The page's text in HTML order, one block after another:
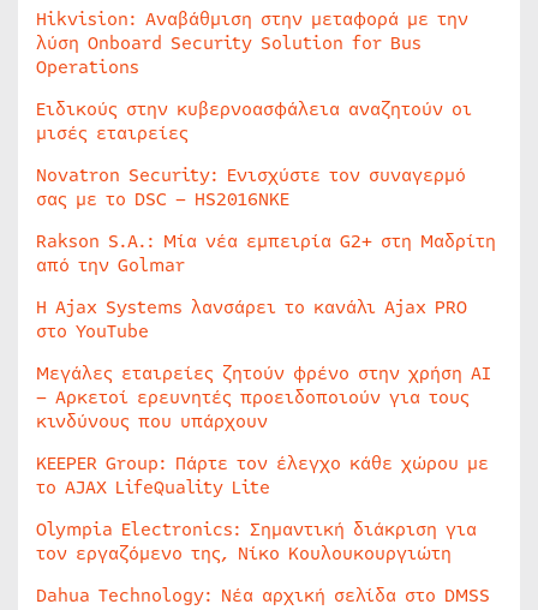
Hikvision: Αναβάθμιση στην μεταφορά με την
λύση Onboard Security Solution for Bus
Operations
Ειδικούς στην κυβερνοασφάλεια αναζητούν οι
μισές εταιρείες
Novatron Security: Ενισχύστε τον συναγερμό
σας με το DSC – HS2016NKE
Rakson S.A.: Μία νέα εμπειρία G2+ στη Μαδρίτη
από την Golmar
Η Ajax Systems λανσάρει το κανάλι Ajax PRO
στο YouTube
Μεγάλες εταιρείες ζητούν φρένο στην χρήση AI
– Αρκετοί ερευνητές προειδοποιούν για τους
κινδύνους που υπάρχουν
KEEPER Group: Πάρτε τον έλεγχο κάθε χώρου με
το AJAX LifeQuality Lite
Olympia Electronics: Σημαντική διάκριση για
τον εργαζόμενο της, Νίκο Κουλουκουργιώτη
Dahua Technology: Νέα αρχική σελίδα στο DMSS